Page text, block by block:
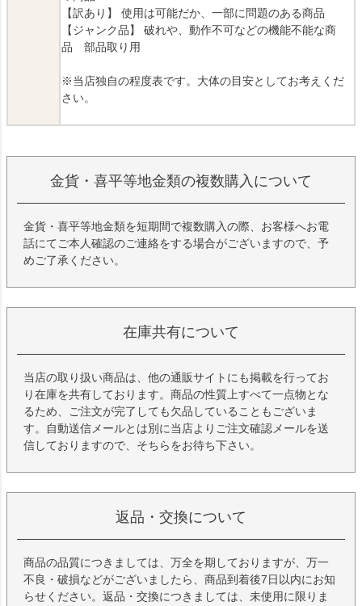
【訳あり】 使用は可能だか、一部に問題のある商品
【ジャンク品】 破れや、動作不可などの機能不能な商
品 部品取り用
※当店独自の程度表です。大体の目安としてお考えくだ
さい。
金貨・喜平等地金類の複数購入について
金貨・喜平等地金類を短期間で複数購入の際、お客様へお電
話にてご本人確認のご連絡をする場合がございますので、予
めご了承ください。
在庫共有について
当店の取り扱い商品は、他の通販サイトにも掲載を行ってお
り在庫を共有しております。商品の性質上すべて一点物とな
るため、ご注文が完了しても欠品していることもございま
す。自動送信メールとは別に当店よりご注文確認メールを送
信しておりますので、そちらをお待ち下さい。
返品・交換について
商品の品質につきましては、万全を期しておりますが、万一
不良・破損などがございましたら、商品到着後7日以内にお知
らせください。返品・交換につきましては、未使用に限りま